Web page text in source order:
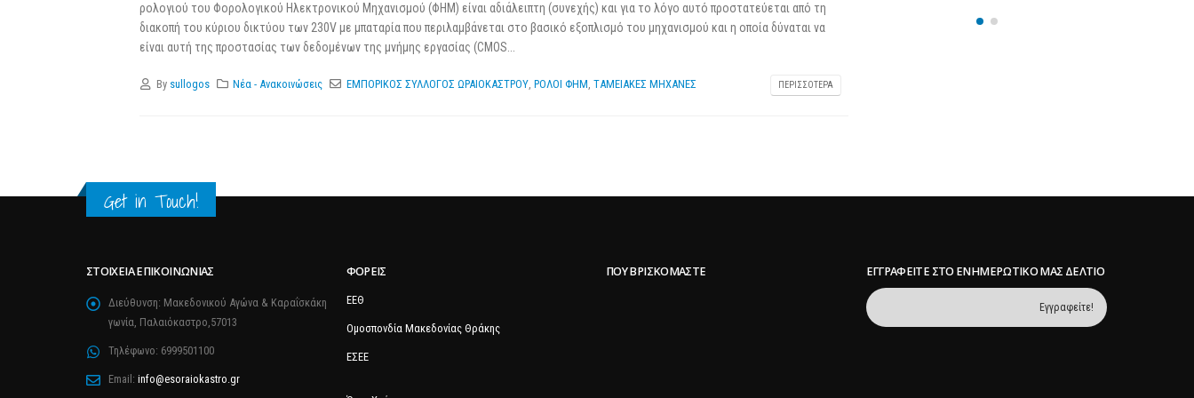
ρολογιού του Φορολογικού Ηλεκτρονικού Μηχανισμού (ΦΗΜ) είναι αδιάλειπτη (συνεχής) και για το λόγο αυτό προστατεύεται από τη
διακοπή του κύριου δικτύου των 230V με μπαταρία που περιλαμβάνεται στο βασικό εξοπλισμό του μηχανισμού και η οποία δύναται να
είναι αυτή της προστασίας των δεδομένων της μνήμης εργασίας (CMOS...
By sullogos Νέα - Ανακοινώσεις ΕΜΠΟΡΙΚΟΣ ΣΥΛΛΟΓΟΣ ΩΡΑΙΟΚΑΣΤΡΟΥ, ΡΟΛΟΙ ΦΗΜ, ΤΑΜΕΙΑΚΕΣ ΜΗΧΑΝΕΣ ΠΕΡΙΣΣΌΤΕΡΑ
25 Φεβρουαρίου 2026
Get in Touch!
ΣΤΟΙΧΕΊΑ ΕΠΙΚΟΙΝΩΝΊΑΣ
Διεύθυνση: Μακεδονικού Αγώνα & Καραΐσκάκη
γωνία, Παλαιόκαστρο,57013
Τηλέφωνο: 6999501100
Email: info@esoraiokastro.gr
ΦΟΡΕΊΣ
ΕΕΘ
Ομοσπονδία Μακεδονίας Θράκης
ΕΣΕΕ
ΠΟΥ ΒΡΙΣΚΌΜΑΣΤΕ ΕΓΓΡΑΦΕΊΤΕ ΣΤΟ ΕΝΗΜΕΡΩΤΙΚΌ ΜΑΣ ΔΕΛΤΊΟ